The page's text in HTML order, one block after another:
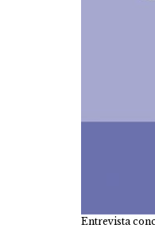
Entrevista